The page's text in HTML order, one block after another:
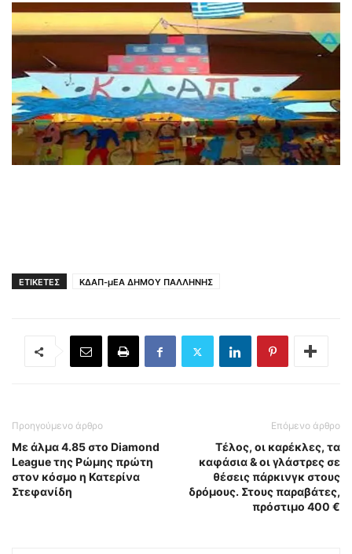
ΕΤΙΚΕΤΕΣ ΚΔΑΠ-μΕΑ ΔΗΜΟΥ ΠΑΛΛΗΝΗΣ
Προηγούμενο άρθρο
Με άλμα 4.85 στο Diamond
League της Ρώμης πρώτη
στον κόσμο η Κατερίνα
Στεφανίδη
Επόμενο άρθρο
Τέλος, οι καρέκλες, τα
καφάσια & οι γλάστρες σε
θέσεις πάρκινγκ στους
δρόμους. Στους παραβάτες,
πρόστιμο 400 €